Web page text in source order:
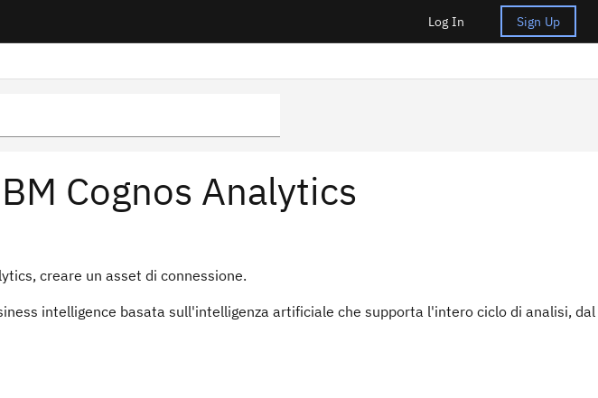
Log In Sign Up
Cognos Analytics
creare un asset di connessione.
intelligence basata sull'intelligenza artificiale che supporta l'intero ciclo di analisi, dal